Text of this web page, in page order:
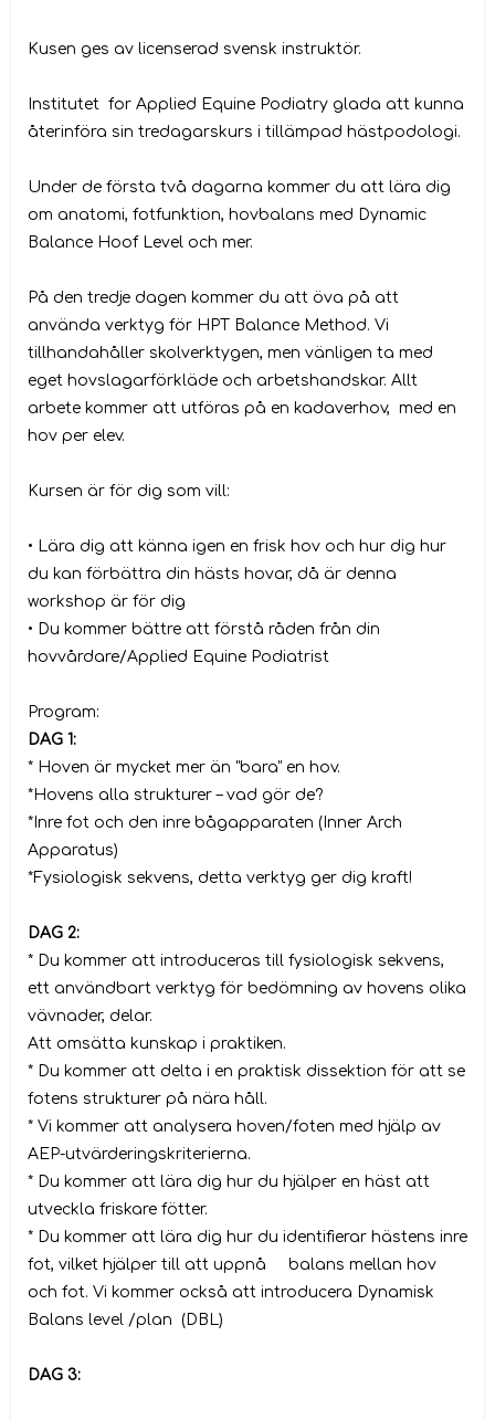
Kusen ges av licenserad svensk instruktör.
Institutet for Applied Equine Podiatry glada att kunna
återinföra sin tredagarskurs i tillämpad hästpodologi.
Under de första två dagarna kommer du att lära dig
om anatomi, fotfunktion, hovbalans med Dynamic
Balance Hoof Level och mer.
På den tredje dagen kommer du att öva på att
använda verktyg för HPT Balance Method. Vi
tillhandahåller skolverktygen, men vänligen ta med
eget hovslagarförkläde och arbetshandskar. Allt
arbete kommer att utföras på en kadaverhov, med en
hov per elev.
Kursen är för dig som vill:
• Lära dig att känna igen en frisk hov och hur dig hur
du kan förbättra din hästs hovar, då är denna
workshop är för dig
• Du kommer bättre att förstå råden från din
hovvårdare/Applied Equine Podiatrist
Program:
DAG 1:
* Hoven är mycket mer än "bara" en hov.
*Hovens alla strukturer – vad gör de?
*Inre fot och den inre bågapparaten (Inner Arch
Apparatus)
*Fysiologisk sekvens, detta verktyg ger dig kraft!
DAG 2:
* Du kommer att introduceras till fysiologisk sekvens,
ett användbart verktyg för bedömning av hovens olika
vävnader, delar.
Att omsätta kunskap i praktiken.
* Du kommer att delta i en praktisk dissektion för att se
fotens strukturer på nära håll.
* Vi kommer att analysera hoven/foten med hjälp av
AEP-utvärderingskriterierna.
* Du kommer att lära dig hur du hjälper en häst att
utveckla friskare fötter.
* Du kommer att lära dig hur du identifierar hästens inre
fot, vilket hjälper till att uppnå balans mellan hov
och fot. Vi kommer också att introducera Dynamisk
Balans level /plan (DBL)
DAG 3: